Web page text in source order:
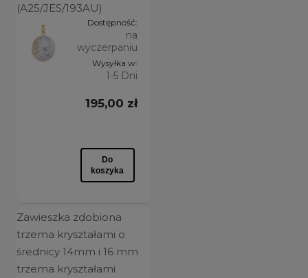
KOLOR KRYSZTAŁKA
Aquamarine (1)
Crystal Light Dazzling
Light Rose Lacquer (1)
DŁUGOŚĆ
szczegóły w opisie (11)
(A25/JES/193AU)
Dostępność:
na
wyczerpaniu
Wysyłka w:
1-5 Dni
195,00 zł
Do
koszyka
Zawieszka zdobiona
trzema kryształami o
średnicy 14mm i 16 mm
trzema kryształami